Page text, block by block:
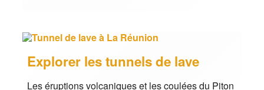
Explorer les tunnels de lave
Les éruptions volcaniques et les coulées du Piton